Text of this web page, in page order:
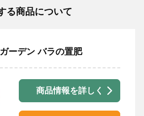
る商品について
ーデン バラの置肥
商品情報を詳しく